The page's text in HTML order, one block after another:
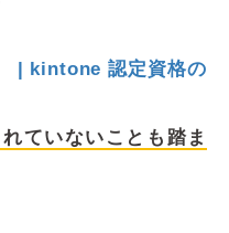
| kintone 認定資格の
ていないことも踏ま